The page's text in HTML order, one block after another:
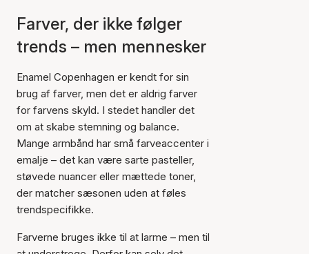
Farver, der ikke følger
trends – men mennesker
Enamel Copenhagen er kendt for sin
brug af farver, men det er aldrig farver
for farvens skyld. I stedet handler det
om at skabe stemning og balance.
Mange armbånd har små farveaccenter i
emalje – det kan være sarte pasteller,
støvede nuancer eller mættede toner,
der matcher sæsonen uden at føles
trendspecifikke.
Farverne bruges ikke til at larme – men til